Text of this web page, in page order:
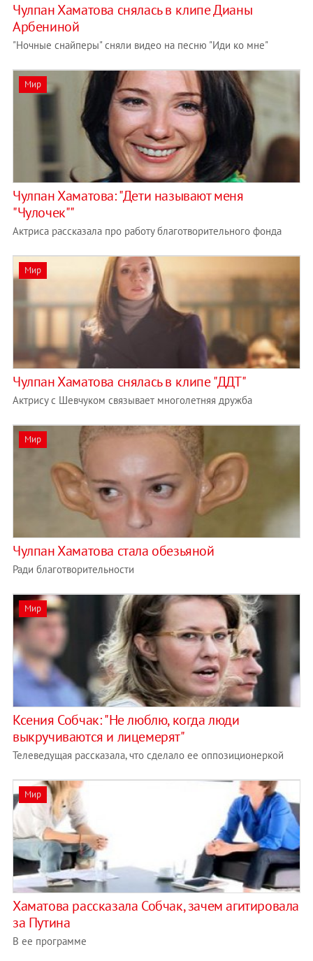
Чулпан Хаматова снялась в клипе Дианы
Арбениной
"Ночные снайперы" сняли видео на песню "Иди ко мне"
Мир
Чулпан Хаматова: "Дети называют меня
"Чулочек""
Актриса рассказала про работу благотворительного фонда
Мир
Чулпан Хаматова снялась в клипе "ДДТ"
Актрису с Шевчуком связывает многолетняя дружба
Мир
Чулпан Хаматова стала обезьяной
Ради благотворительности
Мир
Ксения Собчак: "Не люблю, когда люди
выкручиваются и лицемерят"
Телеведущая рассказала, что сделало ее оппозиционеркой
Мир
Хаматова рассказала Собчак, зачем агитировала
за Путина
В ее программе